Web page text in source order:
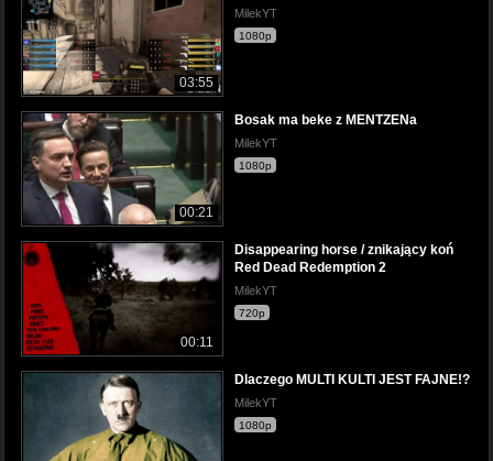
03:55
MilekYT
1080p
00:21
Bosak ma beke z MENTZENa
MilekYT
1080p
00:11
Disappearing horse / znikający koń
Red Dead Redemption 2
MilekYT
720p
Dlaczego MULTI KULTI JEST FAJNE!?
MilekYT
1080p